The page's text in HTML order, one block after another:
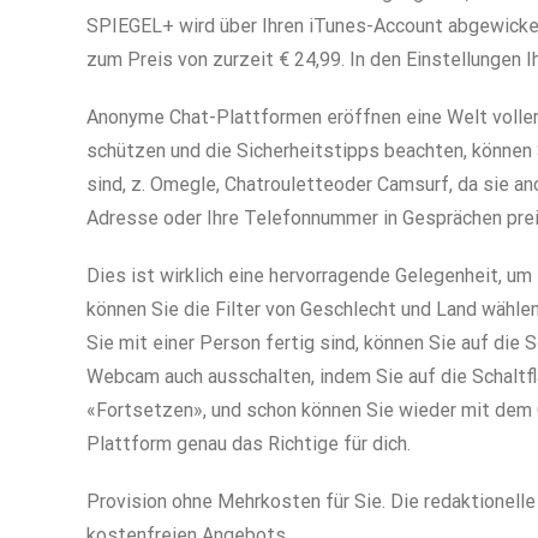
SPIEGEL+ wird über Ihren iTunes-Account
zum Preis von zurzeit € 24,99. In den Einstellungen
Anonyme Chat-Plattformen eröffnen eine Welt
schützen und die Sicherheitstipps beachten,
sind, z. Omegle, Chatrouletteoder Camsurf, da sie
Adresse oder Ihre Telefonnummer in Gesprächen
Dies ist wirklich eine hervorragende Gelegenheit,
können Sie die Filter von Geschlecht und Land
Sie mit einer Person fertig sind, können Sie auf die
Webcam auch ausschalten, indem Sie auf die
«Fortsetzen», und schon können Sie wieder mit
Plattform genau das Richtige für dich.
Provision ohne Mehrkosten für Sie. Die